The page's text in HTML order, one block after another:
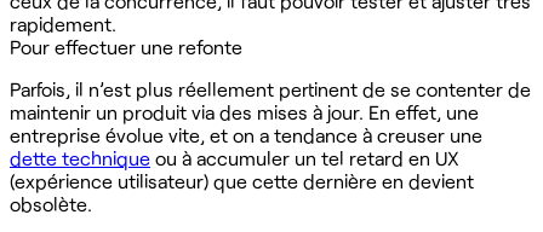
rapidement.
Pour effectuer une refonte
Parfois, il n’est plus réellement pertinent de se contenter de
maintenir un produit via des mises à jour. En effet, une
entreprise évolue vite, et on a tendance à creuser une
dette technique ou à accumuler un tel retard en UX
(expérience utilisateur) que cette dernière en devient
obsolète.